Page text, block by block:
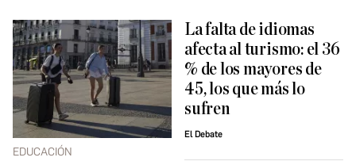
EDUCACIÓN
La falta de idiomas
afecta al turismo: el 36
% de los mayores de
45, los que más lo
sufren
El Debate